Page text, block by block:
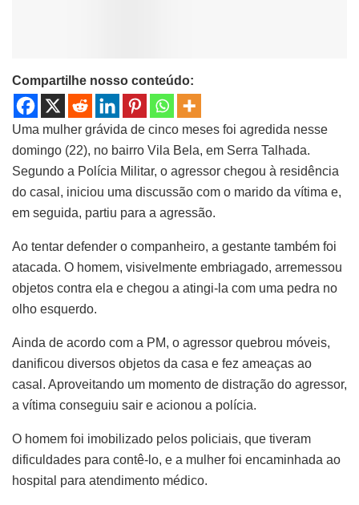
Compartilhe nosso conteúdo:
Uma mulher grávida de cinco meses foi agredida nesse
domingo (22), no bairro Vila Bela, em Serra Talhada.
Segundo a Polícia Militar, o agressor chegou à residência
do casal, iniciou uma discussão com o marido da vítima e,
em seguida, partiu para a agressão.
Ao tentar defender o companheiro, a gestante também foi
atacada. O homem, visivelmente embriagado, arremessou
objetos contra ela e chegou a atingi-la com uma pedra no
olho esquerdo.
Ainda de acordo com a PM, o agressor quebrou móveis,
danificou diversos objetos da casa e fez ameaças ao
casal. Aproveitando um momento de distração do agressor,
a vítima conseguiu sair e acionou a polícia.
O homem foi imobilizado pelos policiais, que tiveram
dificuldades para contê-lo, e a mulher foi encaminhada ao
hospital para atendimento médico.